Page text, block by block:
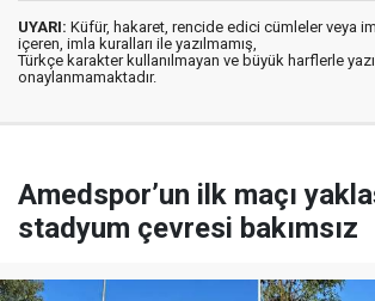
UYARI: Küfür, hakaret, rencide edici cümleler veya
içeren, imla kuralları ile yazılmamış,
Türkçe karakter kullanılmayan ve büyük harflerle
onaylanmamaktadır.
Amedspor’un ilk maçı
stadyum çevresi bakımsız